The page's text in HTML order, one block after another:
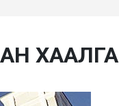
ХААЛГА